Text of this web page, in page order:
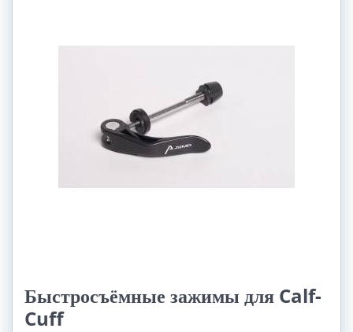
Быстросъёмные зажимы для Calf-
Cuff